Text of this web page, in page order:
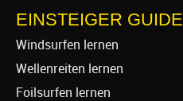
EINSTEIGER GUIDE
Windsurfen lernen
Wellenreiten lernen
Foilsurfen lernen